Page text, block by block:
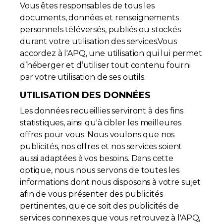
Vous êtes responsables de tous les
documents, données et renseignements
personnels téléversés, publiés ou stockés
durant votre utilisation des services.Vous
accordez à l'APQ, une utilisation qui lui permet
d’héberger et d’utiliser tout contenu fourni
par votre utilisation de ses outils.
UTILISATION DES DONNÉES
Les données recueillies serviront à des fins
statistiques, ainsi qu'à cibler les meilleures
offres pour vous. Nous voulons que nos
publicités, nos offres et nos services soient
aussi adaptées à vos besoins. Dans cette
optique, nous nous servons de toutes les
informations dont nous disposons à votre sujet
afin de vous présenter des publicités
pertinentes, que ce soit des publicités de
services connexes que vous retrouvez à l'APQ,